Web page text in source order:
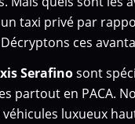
taxi privé par
ces
Serafinosont
partout en PACA.
luxueux